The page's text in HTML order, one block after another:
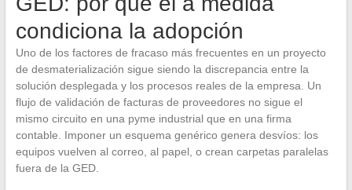
condiciona la adopción
Uno de los factores de fracaso más frecuentes en un proyecto
de desmaterialización sigue siendo la discrepancia entre la
solución desplegada y los procesos reales de la empresa. Un
flujo de validación de facturas de proveedores no sigue el
mismo circuito en una pyme industrial que en una firma
contable. Imponer un esquema genérico genera desvíos: los
equipos vuelven al correo, al papel, o crean carpetas paralelas
fuera de la GED.